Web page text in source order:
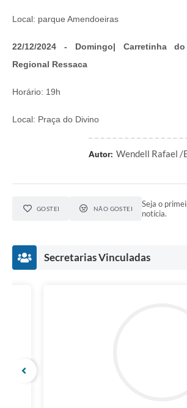
Local: parque Amendoeiras
22/12/2024 - Domingo| Carretinha
Regional Ressaca
Horário: 19h
Local: Praça do Divino
Autor: Wendell Rafael /
GOSTEI NÃO GOSTEI
Seja o
notícia.
Secretarias Vinculadas